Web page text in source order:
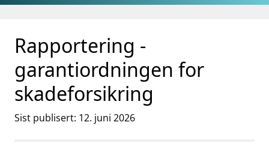
Gå til hovedinnhold
Gå til søkesiden
Rapportering -
garantiordningen for
skadeforsikring
Sist publisert: 12. juni 2026